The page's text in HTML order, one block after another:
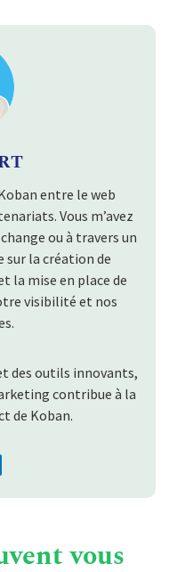
entre le web
Vous m’avez
ou à travers un
sur la création de
la mise en place de
visibilité et nos
des outils innovants,
contribue à la
de Koban.
vous